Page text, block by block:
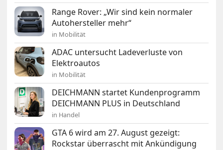
Range Rover: „Wir sind kein normaler
Autohersteller mehr“
in Mobilität
ADAC untersucht Ladeverluste von
Elektroautos
in Mobilität
DEICHMANN startet Kundenprogramm
DEICHMANN PLUS in Deutschland
in Handel
GTA 6 wird am 27. August gezeigt:
Rockstar überrascht mit Ankündigung